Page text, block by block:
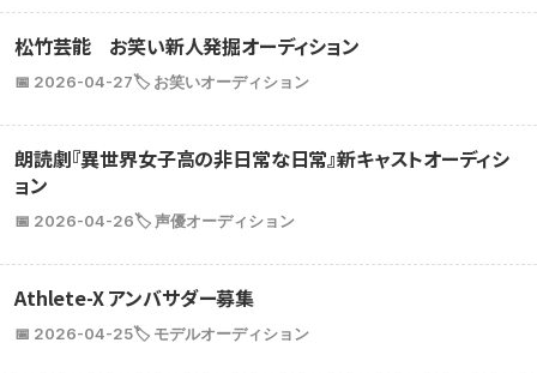
松竹芸能 お笑い新人発掘オーディション
📅 2026-04-27🏷️ お笑いオーディション
朗読劇『異世界女子高の非日常な日常』新キャストオーディシ
ョン
📅 2026-04-26🏷️ 声優オーディション
Athlete-X アンバサダー募集
📅 2026-04-25🏷️ モデルオーディション